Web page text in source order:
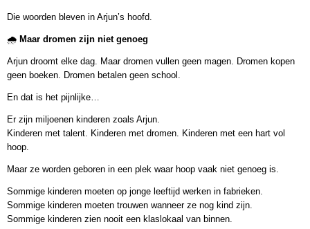
Die woorden bleven in Arjun’s hoofd.
🌧️ Maar dromen zijn niet genoeg
Arjun droomt elke dag. Maar dromen vullen geen magen. Dromen kopen
geen boeken. Dromen betalen geen school.
En dat is het pijnlijke…
Er zijn miljoenen kinderen zoals Arjun.
Kinderen met talent. Kinderen met dromen. Kinderen met een hart vol
hoop.
Maar ze worden geboren in een plek waar hoop vaak niet genoeg is.
Sommige kinderen moeten op jonge leeftijd werken in fabrieken.
Sommige kinderen moeten trouwen wanneer ze nog kind zijn.
Sommige kinderen zien nooit een klaslokaal van binnen.